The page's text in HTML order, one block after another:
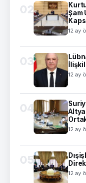
02
Şam
12 ay
03
12 ay
04
12 ay
05
12 ay